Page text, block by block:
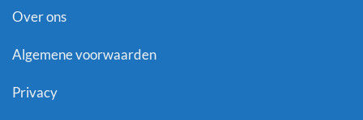
Over ons
Algemene voorwaarden
Privacy